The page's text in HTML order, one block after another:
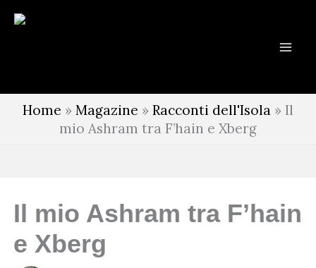
Vai
Home » Magazine » Racconti dell'Isola » Il
mio Ashram tra F’hain e Xberg
Il mio Ashram tra F’hain
e Xberg